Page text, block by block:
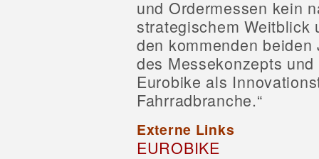
und Ordermessen kein
strategischem Weitblick
den kommenden
des Messekonzepts
Eurobike als
Fahrradbranche.“
Externe Links
EUROBIKE